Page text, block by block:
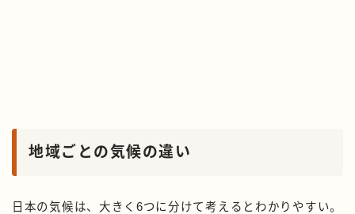
地域ごとの気候の違い
日本の気候は、大きく6つに分けて考えるとわかりやすい。